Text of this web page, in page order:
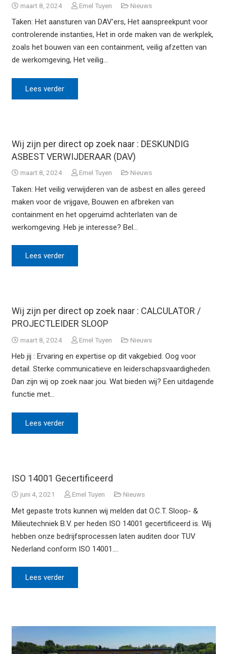
maart 8, 2024 Emel Tuyen Nieuws
Taken: Het aansturen van DAV’ers, Het aanspreekpunt voor
controlerende instanties, Het in orde maken van de werkplek,
zoals het bouwen van een containment, veilig afzetten van
de werkomgeving, Het veilig…
Lees verder
Wij zijn per direct op zoek naar : DESKUNDIG
ASBEST VERWIJDERAAR (DAV)
maart 8, 2024 Emel Tuyen Nieuws
Taken: Het veilig verwijderen van de asbest en alles gereed
maken voor de vrijgave, Bouwen en afbreken van
containment en het opgeruimd achterlaten van de
werkomgeving. Heb je interesse? Bel…
Lees verder
Wij zijn per direct op zoek naar : CALCULATOR /
PROJECTLEIDER SLOOP
maart 8, 2024 Emel Tuyen Nieuws
Heb jij : Ervaring en expertise op dit vakgebied. Oog voor
detail. Sterke communicatieve en leiderschapsvaardigheden.
Dan zijn wij op zoek naar jou. Wat bieden wij? Een uitdagende
functie met…
Lees verder
ISO 14001 Gecertificeerd
juni 4, 2021 Emel Tuyen Nieuws
Met gepaste trots kunnen wij melden dat O.C.T. Sloop- &
Milieutechniek B.V. per heden ISO 14001 gecertificeerd is. Wij
hebben onze bedrijfsprocessen laten auditen door TUV
Nederland conform ISO 14001.…
Lees verder